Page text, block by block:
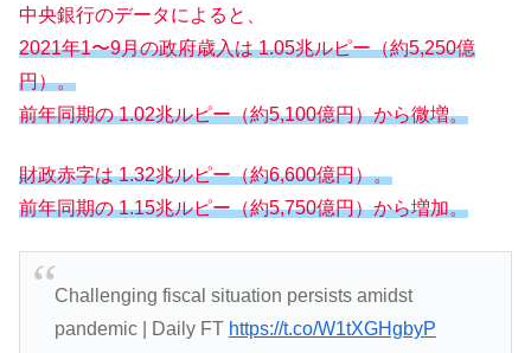
中央銀行のデータによると、
2021年1〜9月の政府歳入は 1.05兆ルピー（約5,250億
円）。
前年同期の 1.02兆ルピー（約5,100億円）から微増。
財政赤字は 1.32兆ルピー（約6,600億円）。
前年同期の 1.15兆ルピー（約5,750億円）から増加。
Challenging fiscal situation persists amidst
pandemic | Daily FT https://t.co/W1tXGHgbyP